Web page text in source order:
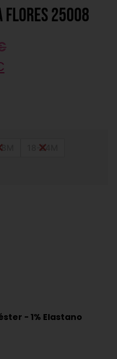
flores 25008
18-24M
- 1% Elastano